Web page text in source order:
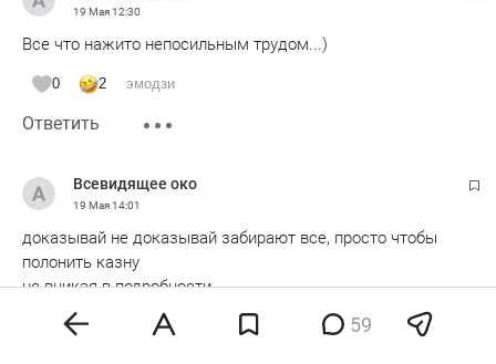
19 Мая12:30
Все что нажито непосильным трудом...)
0 2 эмодзи
Ответить
Всевидящее око
19 Мая14:01
доказывай не доказывай забирают все, просто чтобы
полонить казну
не вникая в подробности
правовая и судебная система номинальна
59